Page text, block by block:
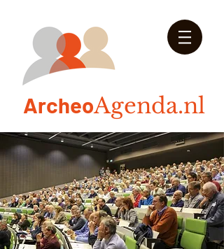
ArcheoAgenda.nl